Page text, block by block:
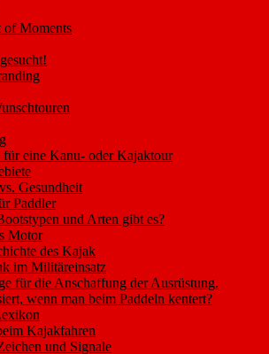
of Moments
für eine Kanu- oder Kajaktour
Gesundheit
Paddler
und Arten gibt es?
Motor
des Kajak
im Militäreinsatz
für die Anschaffung der Ausrüstung.
wenn man beim Paddeln kentert?
Kajakfahren
und Signale